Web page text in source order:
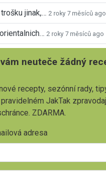
jinak,… 2 roky 7 měsíců ago
2 roky 7 měsíců ago
neuteče žádný
recepty, sezónní rady,
JakTak
ZDARMA.
adresa